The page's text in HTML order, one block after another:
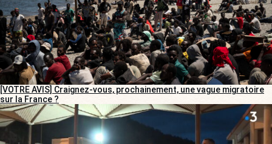
[VOTRE AVIS] Craignez-vous, prochainement, une vague migratoire
sur la France ?